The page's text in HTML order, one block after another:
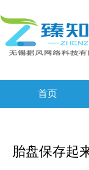
首页
胎盘保存起